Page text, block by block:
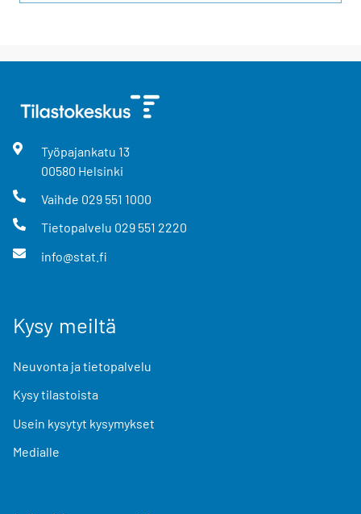
Työpajankatu 13
00580 Helsinki
Vaihde 029 551 1000
Tietopalvelu 029 551 2220
info@stat.fi
Kysy meiltä
Neuvonta ja tietopalvelu
Kysy tilastoista
Usein kysytyt kysymykset
Medialle